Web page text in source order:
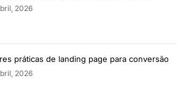
2026
práticas de landing page para conversão
2026